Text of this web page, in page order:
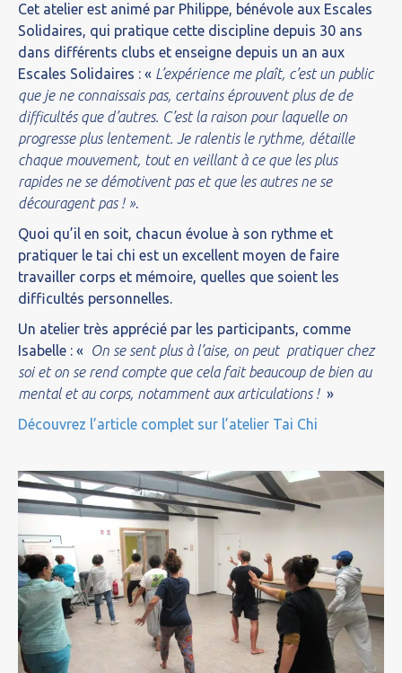
Cet atelier est animé par Philippe, bénévole aux Escales
Solidaires, qui pratique cette discipline depuis 30 ans
dans différents clubs et enseigne depuis un an aux
Escales Solidaires : « L’expérience me plaît, c’est un public
que je ne connaissais pas, certains éprouvent plus de de
difficultés que d’autres. C’est la raison pour laquelle on
progresse plus lentement. Je ralentis le rythme, détaille
chaque mouvement, tout en veillant à ce que les plus
rapides ne se démotivent pas et que les autres ne se
découragent pas ! ».
Quoi qu’il en soit, chacun évolue à son rythme et
pratiquer le tai chi est un excellent moyen de faire
travailler corps et mémoire, quelles que soient les
difficultés personnelles.
Un atelier très apprécié par les participants, comme
Isabelle : « On se sent plus à l’aise, on peut pratiquer chez
soi et on se rend compte que cela fait beaucoup de bien au
mental et au corps, notamment aux articulations !»
Découvrez l’article complet sur l’atelier Tai Chi